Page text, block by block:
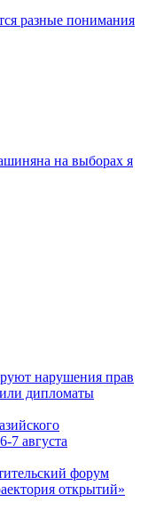
разные понимания
на выборах я
нарушения прав
дипломаты
7 августа
форум
открытий»